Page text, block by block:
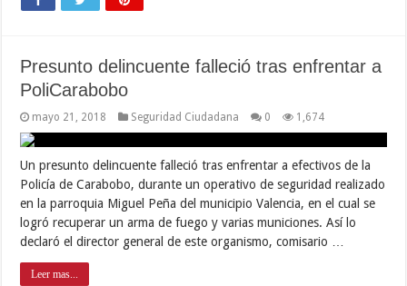
Presunto delincuente falleció tras enfrentar a
PoliCarabobo
mayo 21, 2018 Seguridad Ciudadana 0 1,674
Un presunto delincuente falleció tras enfrentar a efectivos de la
Policía de Carabobo, durante un operativo de seguridad realizado
en la parroquia Miguel Peña del municipio Valencia, en el cual se
logró recuperar un arma de fuego y varias municiones. Así lo
declaró el director general de este organismo, comisario …
Leer mas...